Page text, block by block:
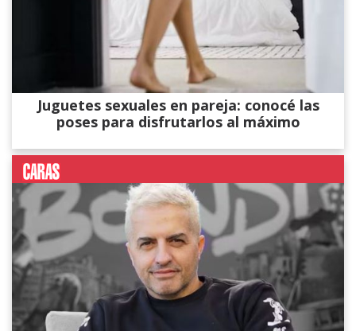
Juguetes sexuales en pareja: conocé las
poses para disfrutarlos al máximo